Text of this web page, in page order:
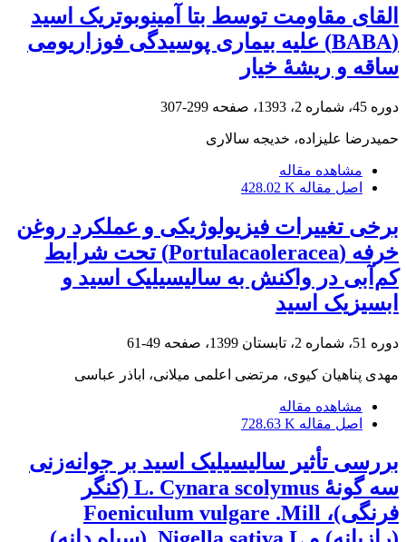
القای مقاومت توسط بتا آمینوبوتریک اسید
(BABA) علیه بیماری پوسیدگی فوزاریومی
ساقه و ریشۀ خیار
دوره 45، شماره 2، 1393، صفحه 299-307
حمیدرضا علیزاده، خدیجه سالاری
مشاهده مقاله
اصل مقاله 428.02 K
برخی تغییرات فیزیولوژیکی و عملکرد روغن
خرفه (Portulacaoleracea) تحت شرایط
کم‌آبی در واکنش به سالیسیلیک اسید و
ابسیزیک اسید
دوره 51، شماره 2، تابستان 1399، صفحه 49-61
مهدی پناهیان کیوی، مرتضی اعلمی میلانی، اباذر عباسی
مشاهده مقاله
اصل مقاله 728.63 K
بررسی تأثیر سالیسیلیک اسید بر جوانه‌زنی
سه گونۀ L. Cynara scolymus (کنگر
فرنگی)، Foeniculum vulgare .Mill